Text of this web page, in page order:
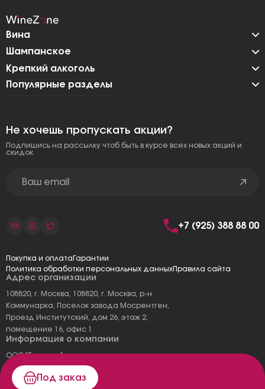
Под заказ
Вина
Шампанское
Крепкий алкоголь
Популярные разделы
Адрес организации
108820, г. Москва, 108820, г. Москва, р-н
Коммунарка, Поселок завода Мосрентген,
Проезд Институтский, дом 26, этаж 2,
помещение 16, офис 1
Информация о компании
ООО "Тоскана"
ИНН: 7727177973
КПП: 775101001
Не хочешь пропускать акции?
Подпишись на рассылку чтоб быть в курсе всех новых акций и
скидок
+7 (925) 388 88 00
Покупка и оплата Гарантии
Политика обработки персональных данныхПравила сайта